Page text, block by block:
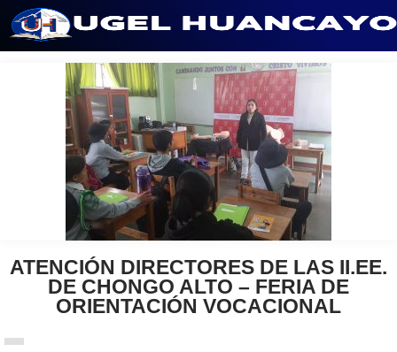
contenido
ATENCIÓN DIRECTORES DE LAS II.EE.
DE CHONGO ALTO – FERIA DE
ORIENTACIÓN VOCACIONAL